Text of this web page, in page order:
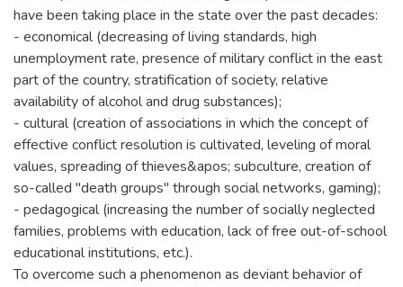
have been taking place in the state over the past decades:
- economical (decreasing of living standards, high
unemployment rate, presence of military conflict in the east
part of the country, stratification of society, relative
availability of alcohol and drug substances);
- cultural (creation of associations in which the concept of
effective conflict resolution is cultivated, leveling of moral
values, spreading of thieves&apos; subculture, creation of
so-called "death groups" through social networks, gaming);
- pedagogical (increasing the number of socially neglected
families, problems with education, lack of free out-of-school
educational institutions, etc.).
To overcome such a phenomenon as deviant behavior of